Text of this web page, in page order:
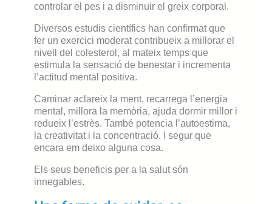
controlar el pes i a disminuir el greix corporal.
Diversos estudis científics han confirmat que
fer un exercici moderat contribueix a millorar el
nivell del colesterol, al mateix temps que
estimula la sensació de benestar i incrementa
l’actitud mental positiva.
Caminar aclareix la ment, recarrega l’energia
mental, millora la memòria, ajuda dormir millor i
redueix l’estrès. També potencia l’autoestima,
la creativitat i la concentració. I segur que
encara em deixo alguna cosa.
Els seus beneficis per a la salut són
innegables.